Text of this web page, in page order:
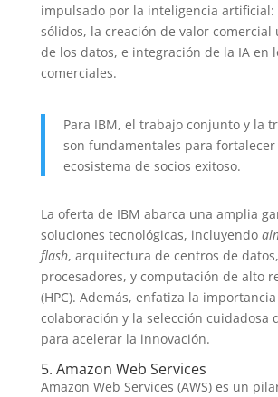
impulsado por la inteligencia artificial:
sólidos, la creación de valor
de los datos, e integración de la IA en
comerciales.
Para IBM, el trabajo conjunto y la
son fundamentales para fortalecer
ecosistema de socios exitoso.
La oferta de IBM abarca una amplia
soluciones tecnológicas, incluyendo
flash, arquitectura de centros de
procesadores, y computación de alto
(HPC). Además, enfatiza la
colaboración y la selección cuidadosa
para acelerar la innovación.
5. Amazon Web Services
Amazon Web Services (AWS) es un